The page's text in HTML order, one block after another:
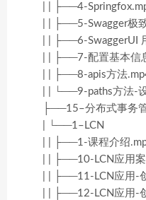
| | ├──4-
| | ├──5-Swagger极
| | ├──6-SwaggerUI
| | ├──7-配置基本信
| | ├──8-apis方法
| | └──9-paths方法-
├──15–分布式事务
| └──1–LCN
| | ├──1-课程介绍
| | ├──10-LCN应用
| | ├──11-LCN应用-
| | ├──12-LCN应用-